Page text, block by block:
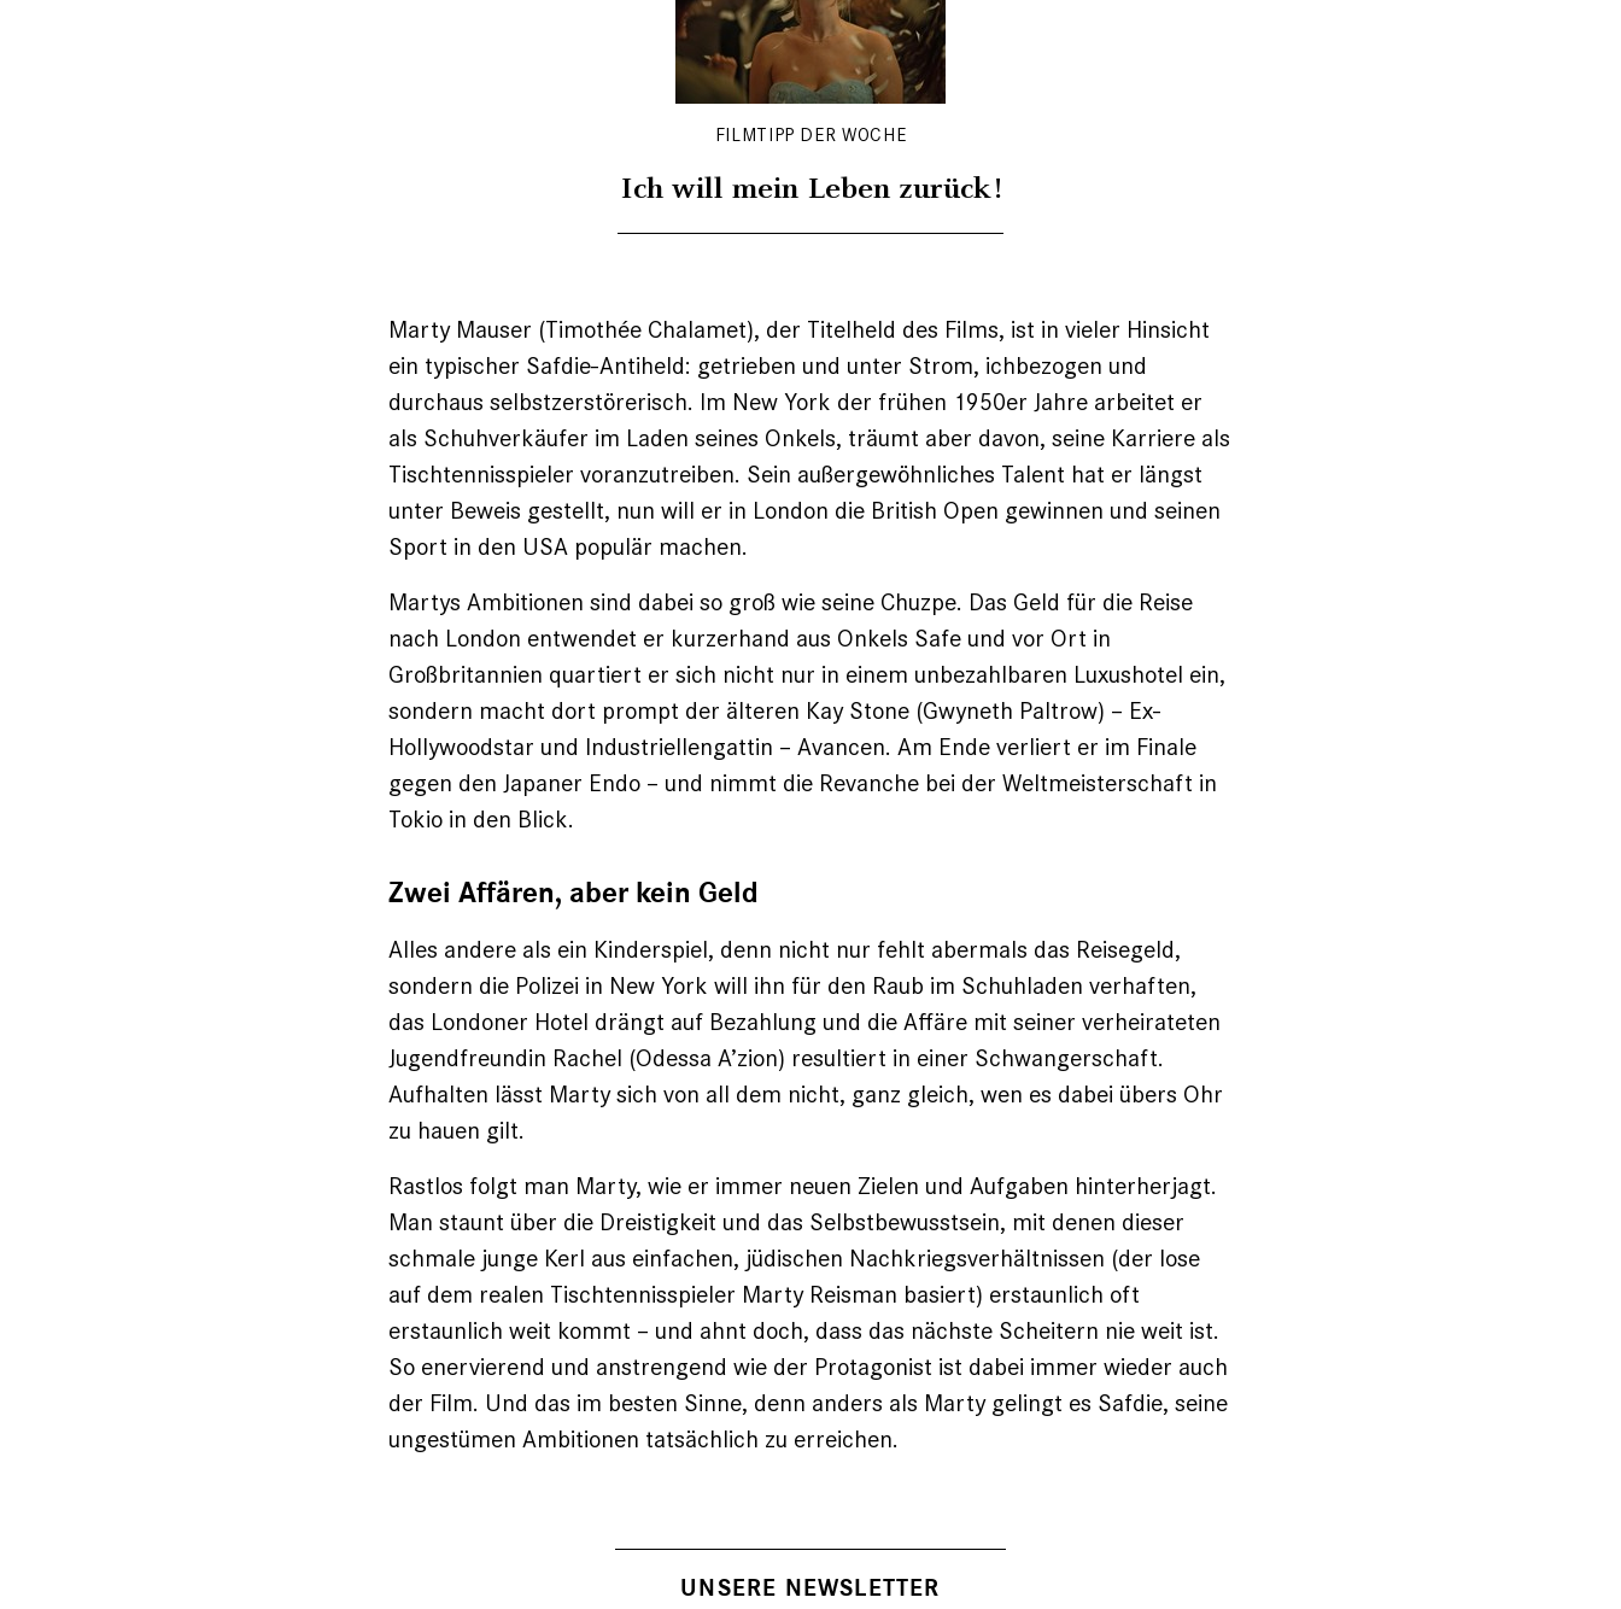
FILMTIPP DER WOCHE
Ich will mein Leben zurück!
Marty Mauser (Timothée Chalamet), der Titelheld des Films, ist in vieler Hinsicht
ein typischer Safdie-Antiheld: getrieben und unter Strom, ichbezogen und
durchaus selbstzerstörerisch. Im New York der frühen 1950er Jahre arbeitet er
als Schuhverkäufer im Laden seines Onkels, träumt aber davon, seine Karriere als
Tischtennisspieler voranzutreiben. Sein außergewöhnliches Talent hat er längst
unter Beweis gestellt, nun will er in London die British Open gewinnen und seinen
Sport in den USA populär machen.
Martys Ambitionen sind dabei so groß wie seine Chuzpe. Das Geld für die Reise
nach London entwendet er kurzerhand aus Onkels Safe und vor Ort in
Großbritannien quartiert er sich nicht nur in einem unbezahlbaren Luxushotel ein,
sondern macht dort prompt der älteren Kay Stone (Gwyneth Paltrow) – Ex-
Hollywoodstar und Industriellengattin – Avancen. Am Ende verliert er im Finale
gegen den Japaner Endo – und nimmt die Revanche bei der Weltmeisterschaft in
Tokio in den Blick.
Zwei Affären, aber kein Geld
Alles andere als ein Kinderspiel, denn nicht nur fehlt abermals das Reisegeld,
sondern die Polizei in New York will ihn für den Raub im Schuhladen verhaften,
das Londoner Hotel drängt auf Bezahlung und die Affäre mit seiner verheirateten
Jugendfreundin Rachel (Odessa A’zion) resultiert in einer Schwangerschaft.
Aufhalten lässt Marty sich von all dem nicht, ganz gleich, wen es dabei übers Ohr
zu hauen gilt.
Rastlos folgt man Marty, wie er immer neuen Zielen und Aufgaben hinterherjagt.
Man staunt über die Dreistigkeit und das Selbstbewusstsein, mit denen dieser
schmale junge Kerl aus einfachen, jüdischen Nachkriegsverhältnissen (der lose
auf dem realen Tischtennisspieler Marty Reisman basiert) erstaunlich oft
erstaunlich weit kommt – und ahnt doch, dass das nächste Scheitern nie weit ist.
So enervierend und anstrengend wie der Protagonist ist dabei immer wieder auch
der Film. Und das im besten Sinne, denn anders als Marty gelingt es Safdie, seine
ungestümen Ambitionen tatsächlich zu erreichen.
UNSERE NEWSLETTER